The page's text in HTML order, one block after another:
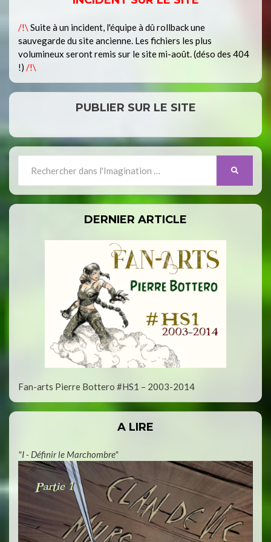
/!\ Suite à un incident, l'équipe à dû rollback une
sauvegarde du site ancienne. Les fichiers les plus
volumineux seront remis sur le site mi-août. (déso des 404
!) /!\
PUBLIER SUR LE SITE
for:
DERNIER ARTICLE
Fan-arts Pierre Bottero #HS1 – 2003-2014
A LIRE
"I - Définir le Marchombre"